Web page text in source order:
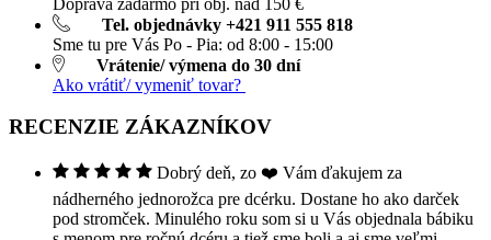
Tel. objednávky +421 911 555 818
Sme tu pre Vás Po - Pia: od 8:00 - 15:00
Vrátenie/ výmena do 30 dní
Ako vrátiť/ vymeniť tovar?
RECENZIE ZÁKAZNÍKOV
Dobrý deň, zo ❤️ Vám ďakujem za
nádherného jednorožca pre dcérku. Dostane ho ako darček
pod stromček. Minulého roku som si u Vás objednala bábiku